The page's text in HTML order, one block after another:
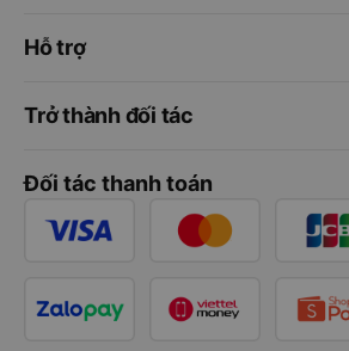
Hỗ trợ
Trở thành đối tác
Đối tác thanh toán